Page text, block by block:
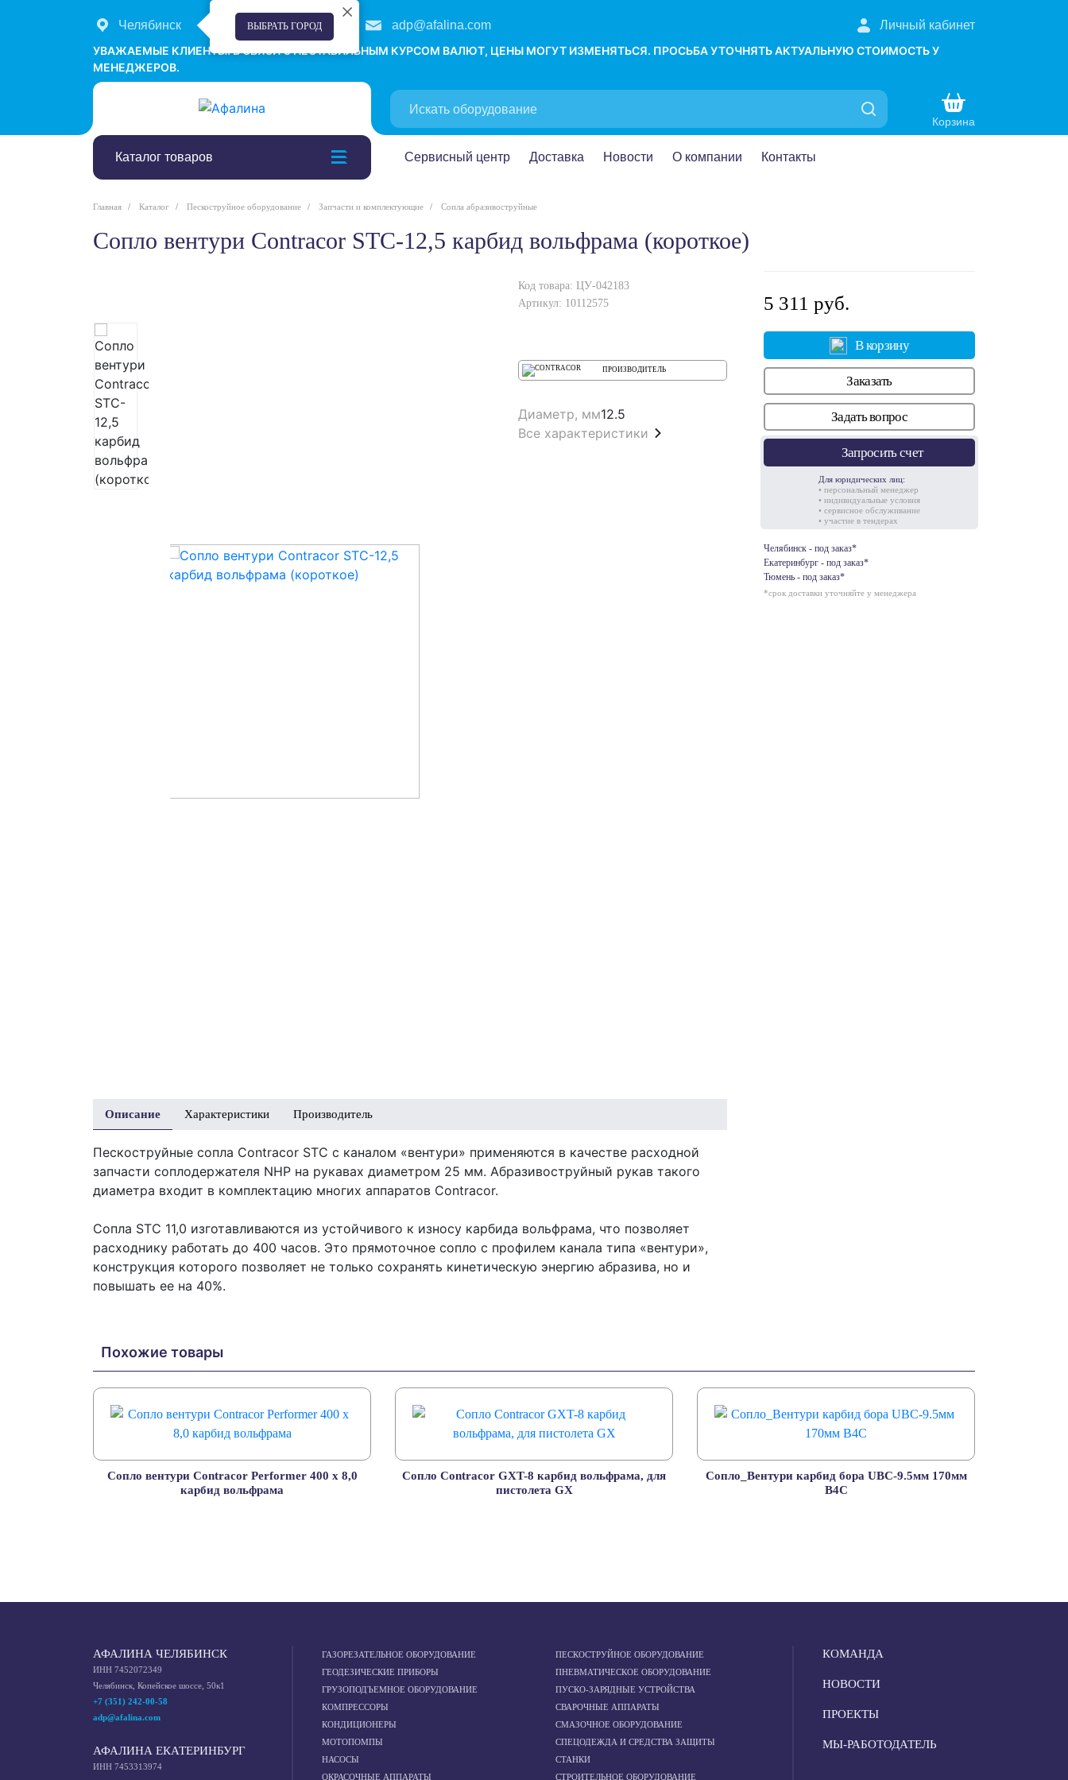
Челябинск ВЫБРАТЬ ГОРОД
+7 (351) 242-00-58 adp@afalina.com
Личный кабинет
УВАЖАЕМЫЕ КЛИЕНТЫ! В СВЯЗИ С НЕСТАБИЛЬНЫМ КУРСОМ ВАЛЮТ, ЦЕНЫ МОГУТ ИЗМЕНЯТЬСЯ. ПРОСЬБА УТОЧНЯТЬ АКТУАЛЬНУЮ СТОИМОСТЬ У
МЕНЕДЖЕРОВ.
Корзина
Каталог товаров Сервисный центр Доставка Новости О компании Контакты
Главная Каталог Пескоструйное оборудование Запчасти и комплектующие Сопла абразивоструйные
Сопло вентури Contracor STC-12,5 карбид вольфрама (короткое)
Код товара: ЦУ-042183
Артикул: 10112575
ПРОИЗВОДИТЕЛЬ
Диаметр, мм12.5
Все характеристики
Описание Характеристики Производитель
Пескоструйные сопла Contracor STC с каналом «вентури» применяются в качестве расходной
запчасти соплодержателя NHP на рукавах диаметром 25 мм. Абразивоструйный рукав такого
диаметра входит в комплектацию многих аппаратов Contracor.
Сопла STC 11,0 изготавливаются из устойчивого к износу карбида вольфрама, что позволяет
расходнику работать до 400 часов. Это прямоточное сопло с профилем канала типа «вентури»,
конструкция которого позволяет не только сохранять кинетическую энергию абразива, но и
повышать ее на 40%.
5 311 руб.
В корзину
Заказать
Задать вопрос
Запросить счет
Для юридических лиц:
• персональный менеджер
• индивидуальные условия
• сервисное обслуживание
• участие в тендерах
Челябинск - под заказ*
Екатеринбург - под заказ*
Тюмень - под заказ*
*срок доставки уточняйте у менеджера
Похожие товары
Сопло вентури Contracor Performer 400 х 8,0
карбид вольфрама
Сопло Contracor GXT-8 карбид вольфрама, для
пистолета GX
Сопло_Вентури карбид бора UBC-9.5мм 170мм
B4C
АФАЛИНА ЧЕЛЯБИНСК
ИНН 7452072349
Челябинск, Копейское шоссе, 50к1
+7 (351) 242-00-58
adp@afalina.com
АФАЛИНА ЕКАТЕРИНБУРГ
ИНН 7453313974
ГАЗОРЕЗАТЕЛЬНОЕ ОБОРУДОВАНИЕ
ГЕОДЕЗИЧЕСКИЕ ПРИБОРЫ
ГРУЗОПОДЪЕМНОЕ ОБОРУДОВАНИЕ
КОМПРЕССОРЫ
КОНДИЦИОНЕРЫ
МОТОПОМПЫ
НАСОСЫ
ОКРАСОЧНЫЕ АППАРАТЫ
ПЕСКОСТРУЙНОЕ ОБОРУДОВАНИЕ
ПНЕВМАТИЧЕСКОЕ ОБОРУДОВАНИЕ
ПУСКО-ЗАРЯДНЫЕ УСТРОЙСТВА
СВАРОЧНЫЕ АППАРАТЫ
СМАЗОЧНОЕ ОБОРУДОВАНИЕ
СПЕЦОДЕЖДА И СРЕДСТВА ЗАЩИТЫ
СТАНКИ
СТРОИТЕЛЬНОЕ ОБОРУДОВАНИЕ
КОМАНДА
НОВОСТИ
ПРОЕКТЫ
МЫ-РАБОТОДАТЕЛЬ